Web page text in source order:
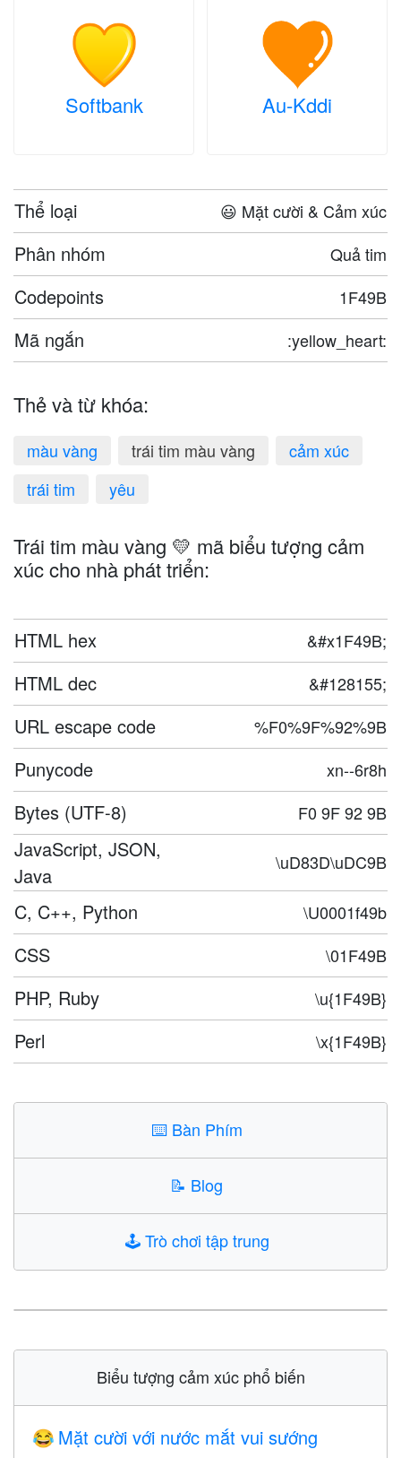
Softbank Au-Kddi
Thể loại 😃 Mặt cười & Cảm xúc
Phân nhóm Quả tim
Codepoints 1F49B
Mã ngắn :yellow_heart:
Thẻ và từ khóa:
màu vàng trái tim màu vàng
cảm xúc
trái tim
yêu
Trái tim màu vàng 💛 mã biểu tượng cảm
xúc cho nhà phát triển:
HTML hex &#x1F49B;
HTML dec &#128155;
URL escape code %F0%9F%92%9B
Punycode xn--6r8h
Bytes (UTF-8) F0 9F 92 9B
JavaScript, JSON,
Java
\uD83D\uDC9B
C, C++, Python \U0001f49b
CSS \01F49B
PHP, Ruby \u{1F49B}
Perl \x{1F49B}
⌨️ Bàn Phím
📝 Blog
🕹️Trò chơi tập trung
Biểu tượng cảm xúc phổ biến
😂 Mặt cười với nước mắt vui sướng